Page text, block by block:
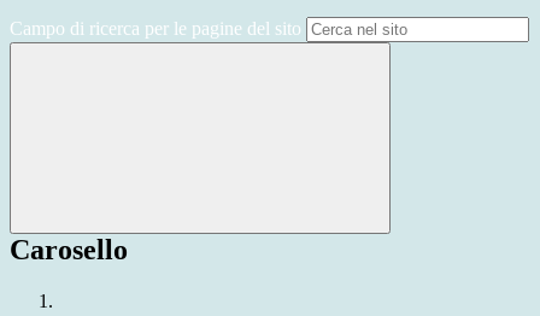
Campo di ricerca per le pagine del sito
Carosello